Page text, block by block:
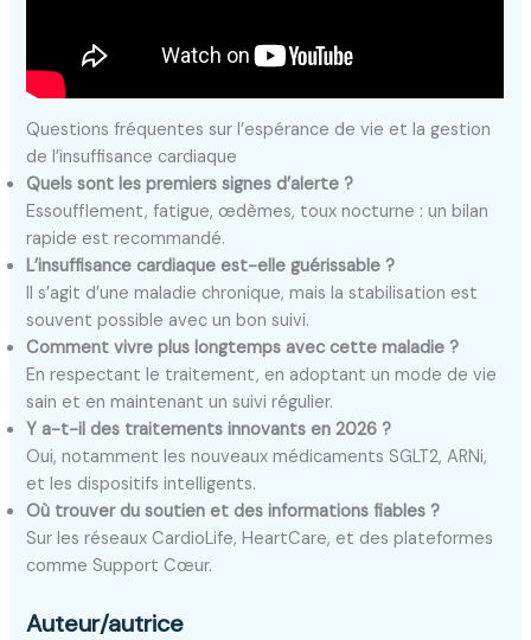
Questions fréquentes sur l’espérance de vie et la gestion
de l’insuffisance cardiaque
Quels sont les premiers signes d’alerte ?
Essoufflement, fatigue, œdèmes, toux nocturne : un bilan
rapide est recommandé.
L’insuffisance cardiaque est-elle guérissable ?
Il s’agit d’une maladie chronique, mais la stabilisation est
souvent possible avec un bon suivi.
Comment vivre plus longtemps avec cette maladie ?
En respectant le traitement, en adoptant un mode de vie
sain et en maintenant un suivi régulier.
Y a-t-il des traitements innovants en 2026 ?
Oui, notamment les nouveaux médicaments SGLT2, ARNi,
et les dispositifs intelligents.
Où trouver du soutien et des informations fiables ?
Sur les réseaux CardioLife, HeartCare, et des plateformes
comme Support Cœur.
Auteur/autrice